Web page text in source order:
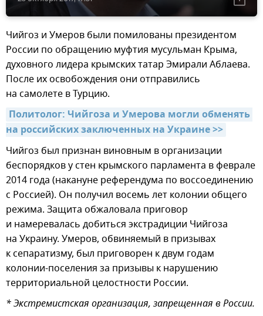
Чийгоз и Умеров были помилованы президентом
России по обращению муфтия мусульман Крыма,
духовного лидера крымских татар Эмирали Аблаева.
После их освобождения они отправились
на самолете в Турцию.
Политолог: Чийгоза и Умерова могли обменять
на российских заключенных на Украине >>
Чийгоз был признан виновным в организации
беспорядков у стен крымского парламента в феврале
2014 года (накануне референдума по воссоединению
с Россией). Он получил восемь лет колонии общего
режима. Защита обжаловала приговор
и намеревалась добиться экстрадиции Чийгоза
на Украину. Умеров, обвиняемый в призывах
к сепаратизму, был приговорен к двум годам
колонии-поселения за призывы к нарушению
территориальной целостности России.
* Экстремистская организация, запрещенная в России.